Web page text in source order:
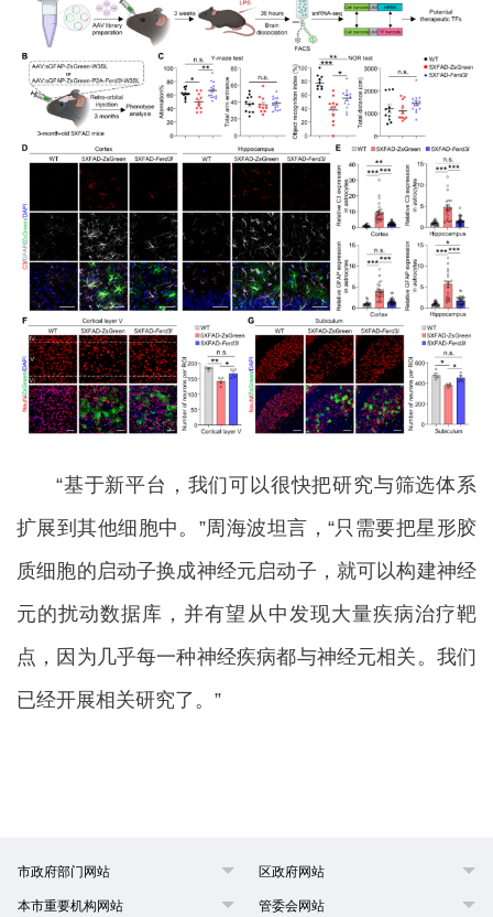
“基于新平台，我们可以很快把研究与筛选体系
扩展到其他细胞中。”周海波坦言，“只需要把星形胶
质细胞的启动子换成神经元启动子，就可以构建神经
元的扰动数据库，并有望从中发现大量疾病治疗靶
点，因为几乎每一种神经疾病都与神经元相关。我们
已经开展相关研究了。”
市政府部门网站 区政府网站
本市重要机构网站 管委会网站